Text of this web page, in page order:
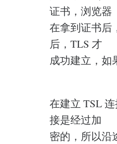
证书，浏览器
在拿到证书后
后，TLS 才
成功建立，如
在建立 TSL
接是经过加
密的，所以沿